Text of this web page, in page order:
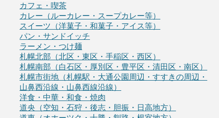
カフェ・喫茶
カレー（ルーカレー・スープカレー等）
スイーツ（洋菓子・和菓子・アイス等）
パン・サンドイッチ
ラーメン・つけ麺
札幌北部（北区・東区・手稲区・西区）
札幌南部（白石区・厚別区・豊平区・清田区・南区）
札幌市街地（札幌駅・大通公園周辺・すすきの周辺・
山鼻西沿線・山鼻西線沿線）
洋食・中華・和食・焼肉
道央（空知・石狩・後志・胆振・日高地方）